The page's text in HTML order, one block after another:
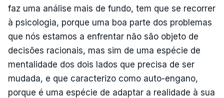
faz uma análise mais de fundo, tem que se recorrer
à psicologia, porque uma boa parte dos problemas
que nós estamos a enfrentar não são objeto de
decisões racionais, mas sim de uma espécie de
mentalidade dos dois lados que precisa de ser
mudada, e que caracterizo como auto-engano,
porque é uma espécie de adaptar a realidade à sua